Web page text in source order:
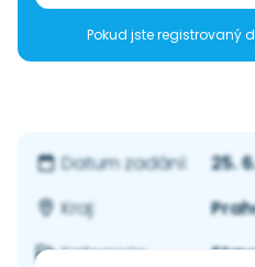
Pokud jste registrovaný
Datum zadání:
25.
Kraj:
Kategorie: